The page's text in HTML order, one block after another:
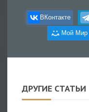
ВКонтакте
Мой Мир
ДРУГИЕ СТАТЬИ